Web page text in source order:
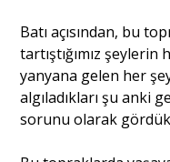
Batı açısından, bu
tartıştığımız
yanyana gelen her
algıladıkları şu anki
sorunu olarak